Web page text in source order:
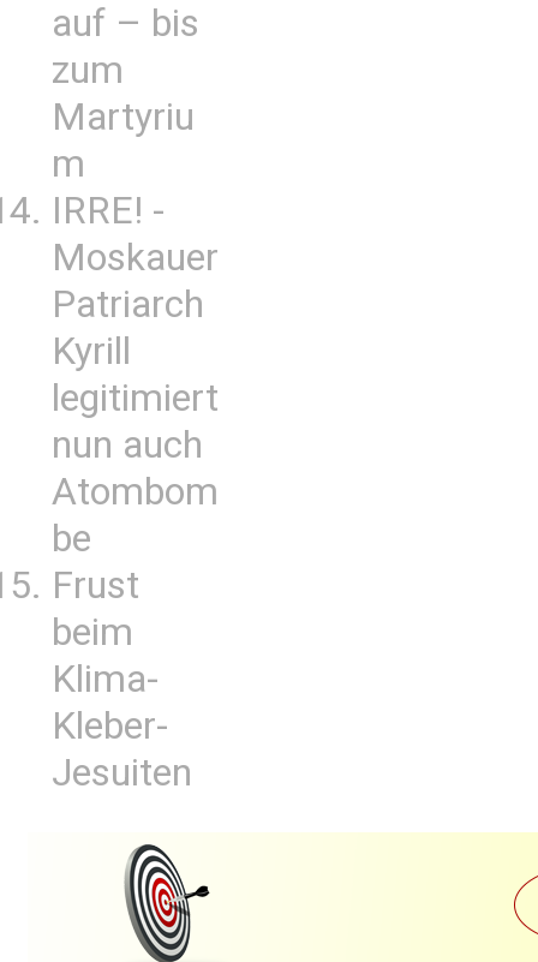
auf – bis
zum
Martyriu
m
IRRE! -
Moskauer
Patriarch
Kyrill
legitimiert
nun auch
Atombom
be
Frust
beim
Klima-
Kleber-
Jesuiten